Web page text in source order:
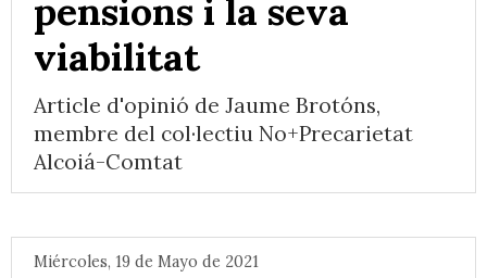
pensions i la seva
viabilitat
Article d'opinió de Jaume Brotóns,
membre del col·lectiu No+Precarietat
Alcoiá-Comtat
Miércoles, 19 de Mayo de 2021